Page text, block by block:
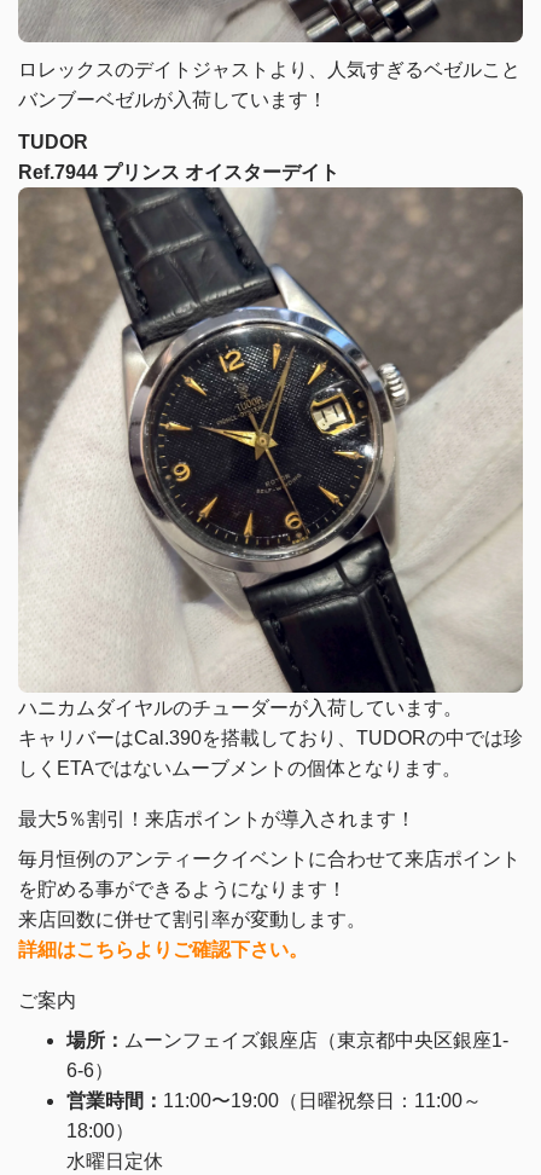
ロレックスのデイトジャストより、人気すぎるベゼルこと
バンブーベゼルが入荷しています！
TUDOR
Ref.7944 プリンス オイスターデイト
ハニカムダイヤルのチューダーが入荷しています。
キャリバーはCal.390を搭載しており、TUDORの中では珍
しくETAではないムーブメントの個体となります。
最大5％割引！来店ポイントが導入されます！
毎月恒例のアンティークイベントに合わせて来店ポイント
を貯める事ができるようになります！
来店回数に併せて割引率が変動します。
詳細はこちらよりご確認下さい。
ご案内
場所： ムーンフェイズ銀座店（東京都中央区銀座1-
6-6）
営業時間： 11:00〜19:00（日曜祝祭日：11:00～
18:00）
水曜日定休